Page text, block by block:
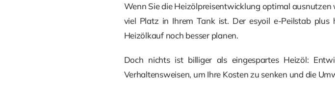
Wenn Sie die Heizölpreisentwicklung optimal
viel Platz in Ihrem Tank ist. Der esyoil e-Peilstab
Heizölkauf noch besser planen.
Doch nichts ist billiger als eingespartes Heizöl:
Verhaltensweisen, um Ihre Kosten zu senken und die